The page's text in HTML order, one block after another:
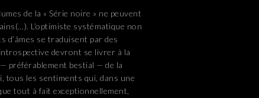
de la « Série noire » ne peuvent
L’optimiste systématique non
d’âmes se traduisent par des
devront se livrer à la
préférablement bestial — de la
tous les sentiments qui, dans une
tout à fait exceptionnellement,